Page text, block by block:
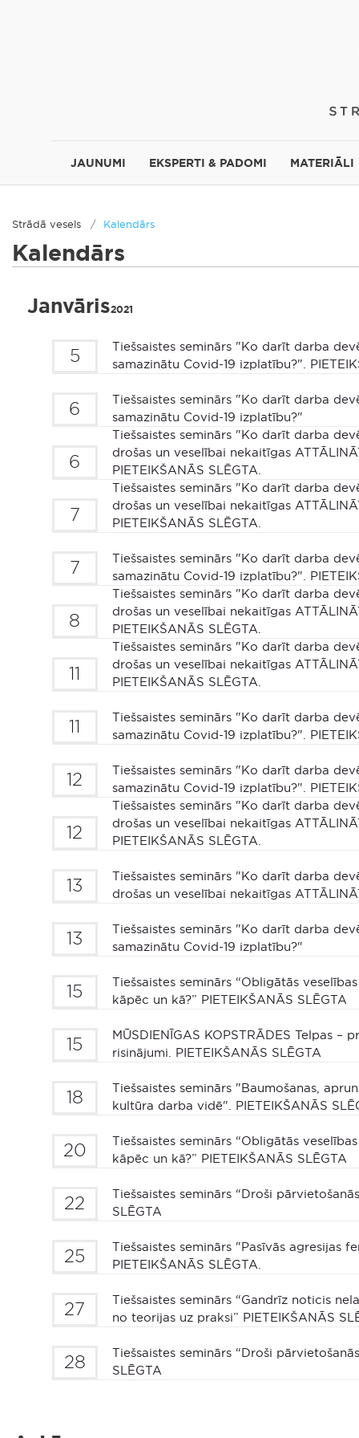
JAUNUMI EKSPERTI & PADOMI MATERIĀLI
Strādā vesels Kalendārs
Kalendārs
Janvāris2021
5
Tiešsaistes seminārs "Ko darīt darba
samazinātu Covid-19 izplatību?".
6
Tiešsaistes seminārs "Ko darīt darba
samazinātu Covid-19 izplatību?"
6
Tiešsaistes seminārs "Ko darīt darba
drošas un veselībai nekaitīgas
PIETEIKŠANĀS SLĒGTA.
7
Tiešsaistes seminārs "Ko darīt darba
drošas un veselībai nekaitīgas
PIETEIKŠANĀS SLĒGTA.
7
Tiešsaistes seminārs "Ko darīt darba
samazinātu Covid-19 izplatību?".
8
Tiešsaistes seminārs "Ko darīt darba
drošas un veselībai nekaitīgas
PIETEIKŠANĀS SLĒGTA.
11
Tiešsaistes seminārs "Ko darīt darba
drošas un veselībai nekaitīgas
PIETEIKŠANĀS SLĒGTA.
11
Tiešsaistes seminārs "Ko darīt darba
samazinātu Covid-19 izplatību?".
12
Tiešsaistes seminārs "Ko darīt darba
samazinātu Covid-19 izplatību?".
12
Tiešsaistes seminārs "Ko darīt darba
drošas un veselībai nekaitīgas
PIETEIKŠANĀS SLĒGTA.
13
Tiešsaistes seminārs "Ko darīt darba
drošas un veselībai nekaitīgas
13
Tiešsaistes seminārs "Ko darīt darba
samazinātu Covid-19 izplatību?"
15
Tiešsaistes seminārs “Obligātās
kāpēc un kā?” PIETEIKŠANĀS SLĒGTA
15
MŪSDIENĪGAS KOPSTRĀDES Telpas –
risinājumi. PIETEIKŠANĀS SLĒGTA
18
Tiešsaistes seminārs "Baumošanas,
kultūra darba vidē". PIETEIKŠANĀS
20
Tiešsaistes seminārs “Obligātās
kāpēc un kā?” PIETEIKŠANĀS SLĒGTA
22
Tiešsaistes seminārs “Droši
SLĒGTA
25
Tiešsaistes seminārs "Pasīvās agresijas
PIETEIKŠANĀS SLĒGTA.
27
Tiešsaistes seminārs “Gandrīz noticis
no teorijas uz praksi” PIETEIKŠANĀS
28
Tiešsaistes seminārs “Droši
SLĒGTA